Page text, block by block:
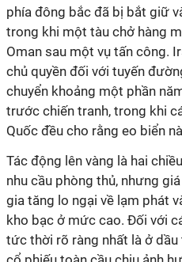
phía đông bắc đã bị bắt giữ
trong khi một tàu chở hàng
Oman sau một vụ tấn công.
chủ quyền đối với tuyến
chuyển khoảng một phần
trước chiến tranh, trong khi
Quốc đều cho rằng eo biển
Tác động lên vàng là hai
nhu cầu phòng thủ, nhưng
gia tăng lo ngại về lạm phát
kho bạc ở mức cao. Đối với
tức thời rõ ràng nhất là ở dầu